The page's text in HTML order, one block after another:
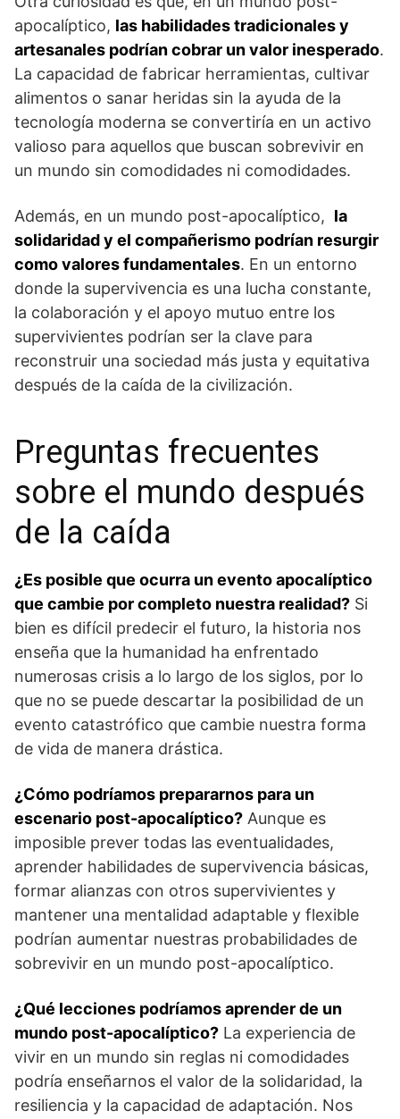
apocalíptico, las habilidades tradicionales y
artesanales podrían cobrar un valor inesperado.
La capacidad de fabricar herramientas, cultivar
alimentos ⁣o sanar heridas sin la ayuda de la
tecnología moderna ⁢se convertiría en un activo
⁣valioso para aquellos que‌ buscan sobrevivir‍ en
un mundo sin comodidades ni comodidades.
Además, en un mundo post-apocalíptico, ⁤ la
solidaridad y el compañerismo podrían resurgir
como valores fundamentales. En un entorno
donde la supervivencia es ⁤una lucha constante,‍
la ‍colaboración y el apoyo mutuo⁣ entre ‌los
supervivientes podrían ser‌ la clave para
reconstruir ‌una sociedad más justa‌ y equitativa
después de la caída de la ⁢civilización.
Preguntas frecuentes
sobre el mundo después
de la caída
¿Es ⁢posible que ‌ocurra un evento apocalíptico
que cambie⁤ por completo nuestra​ realidad? Si
bien es difícil predecir el futuro, la historia nos
enseña que la humanidad ha enfrentado
numerosas crisis a lo largo de los siglos, por lo
⁤que ‍no se‌ puede ​descartar la posibilidad de un‌
evento catastrófico​ que ‌cambie nuestra forma
de vida de ⁤manera⁤ drástica.
¿Cómo podríamos prepararnos para un
escenario post-apocalíptico? Aunque ⁢es
‌imposible prever todas las eventualidades,
aprender habilidades de supervivencia básicas,
formar‍ alianzas con otros⁤ supervivientes ​y
mantener una mentalidad ‌adaptable y‌ flexible
podrían aumentar nuestras probabilidades de
sobrevivir en un mundo post-apocalíptico.
¿Qué ‌lecciones‌ podríamos aprender de un
mundo post-apocalíptico? La experiencia de
vivir⁤ en un mundo sin reglas​ ni comodidades
podría enseñarnos el valor de la solidaridad, la
resiliencia y la​ capacidad de adaptación. Nos